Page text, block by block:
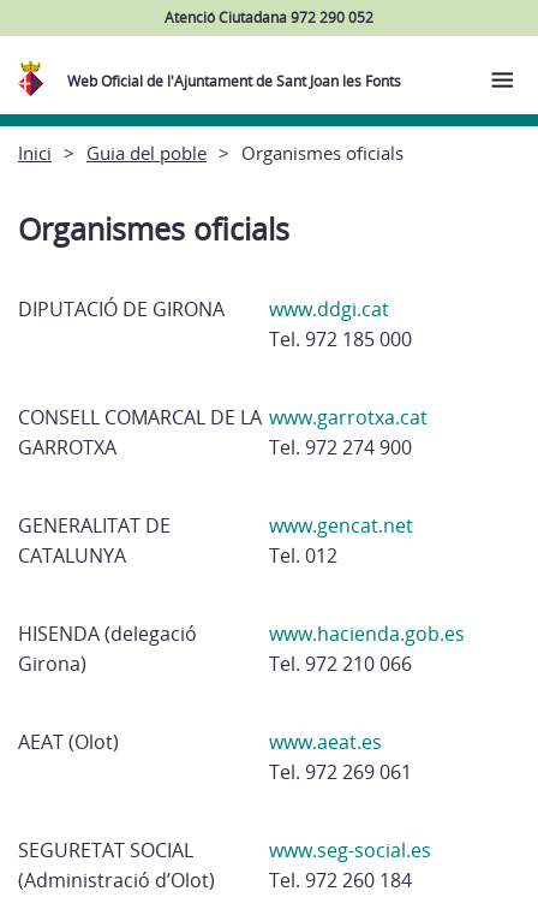
Atenció Ciutadana 972 290 052
Web Oficial de l'Ajuntament de Sant Joan les Fonts
Inici Guia del poble Organismes oficials
Organismes oficials
DIPUTACIÓ DE GIRONA
www.ddgi.cat
Tel. 972 185 000
CONSELL COMARCAL DE LA
GARROTXA
www.garrotxa.cat
Tel. 972 274 900
GENERALITAT DE
CATALUNYA
www.gencat.net
Tel. 012
HISENDA (delegació
Girona)
www.hacienda.gob.es
Tel. 972 210 066
AEAT (Olot)
www.aeat.es
Tel. 972 269 061
SEGURETAT SOCIAL
(Administració d’Olot)
www.seg-social.es
Tel. 972 260 184